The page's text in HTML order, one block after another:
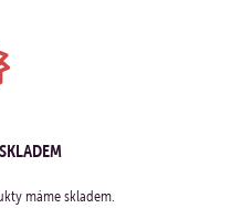
máme skladem.